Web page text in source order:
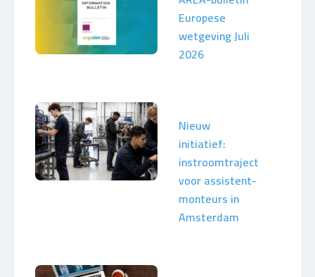
Europese
wetgeving Juli
2026
Nieuw
initiatief:
instroomtraject
voor assistent-
monteurs in
Amsterdam